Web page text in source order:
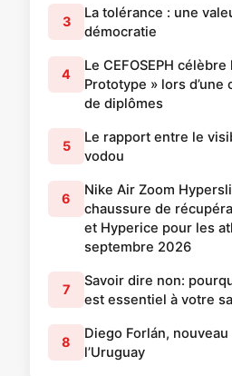
3
La tolérance : une
démocratie
4
Le CEFOSEPH
Prototype » lors
de diplômes
5
Le rapport entre le
vodou
6
Nike Air Zoom
chaussure de
et Hyperice pour les
septembre 2026
7
Savoir dire non:
est essentiel à votre
8
Diego Forlán,
l’Uruguay